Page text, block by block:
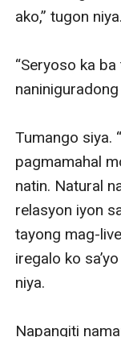
ako,” tugon niya.
“Seryoso ka
Tumango siya.
pagmamahal
natin. Natural
relasyon iyon
tayong mag-
iregalo ko
niya.
Napangiti